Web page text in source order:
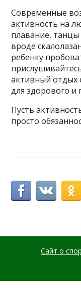
Современные
активность на
плавание, танцы
вроде
ребенку
активный отдых
для здорового и
Пусть
просто
Сайт о